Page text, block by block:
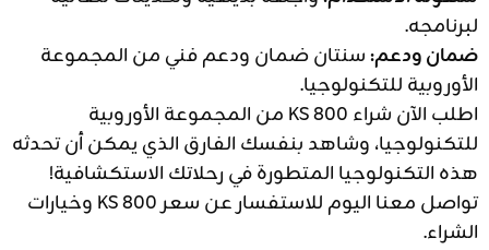
لبرنامجه.
ضمان ودعم:سنتان ضمان ودعم فني من المجموعة
الأوروبية للتكنولوجيا.
اطلب الآن شراء KS 800 من المجموعة الأوروبية
للتكنولوجيا، وشاهد بنفسك الفارق الذي يمكن أن تحدثه
هذه التكنولوجيا المتطورة في رحلاتك الاستكشافية!
تواصل معنا اليوم للاستفسار عن سعر KS 800 وخيارات
الشراء.